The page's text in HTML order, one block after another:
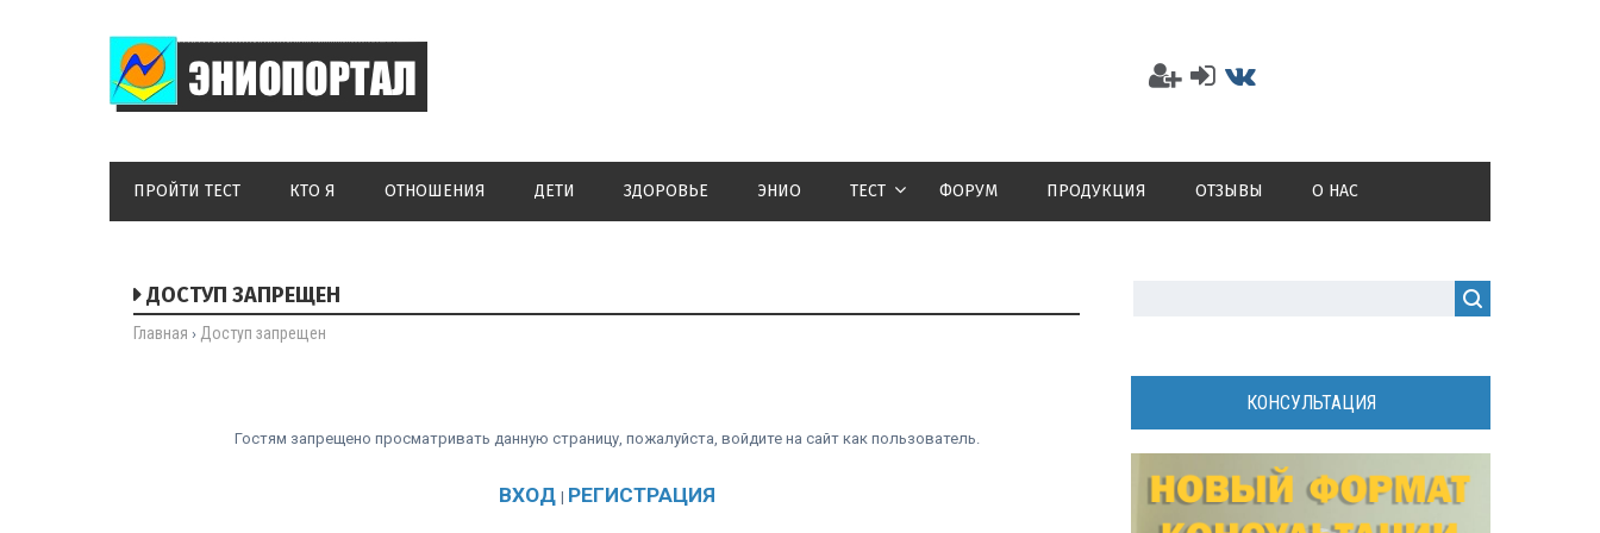
ПРОЙТИ ТЕСТ КТО Я ОТНОШЕНИЯ ДЕТИ ЗДОРОВЬЕ ЭНИО ТЕСТ ФОРУМ ПРОДУКЦИЯ ОТЗЫВЫ О НАС
ДОСТУП ЗАПРЕЩЕН
Главная › Доступ запрещен
Гостям запрещено просматривать данную страницу, пожалуйста, войдите на сайт как пользователь.
ВХОД | РЕГИСТРАЦИЯ
КОНСУЛЬТАЦИЯ